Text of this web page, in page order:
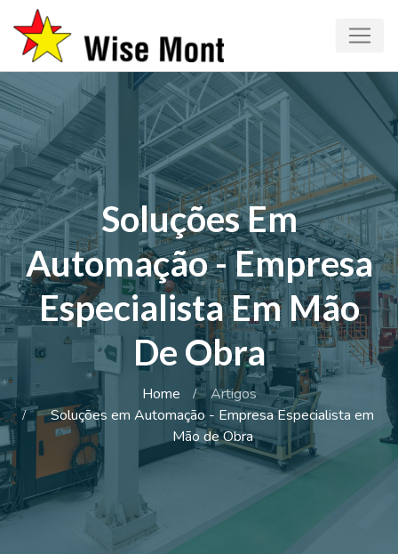
Soluções Em
Automação - Empresa
Especialista Em Mão
De Obra
Home
Artigos
Soluções em Automação - Empresa Especialista em
Mão de Obra